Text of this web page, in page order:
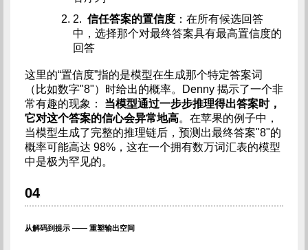
2. 信任答案的置信度：在所有候选回答
中，选择那个对最终答案具有最高置信度的
回答
这里的“置信度”指的是模型在生成那个特定答案词
（比如数字"8"）时给出的概率。Denny 揭示了一个非
常有趣的现象： 当模型通过一步步推理得出答案时，
它对这个答案的信心会异常地高。在苹果的例子中，
当模型生成了完整的推理链后，预测出最终答案"8"的
概率可能高达 98%，这在一个拥有数万词汇表的模型
中是极为罕见的。
04
从解码到提示 —— 重塑输出空间